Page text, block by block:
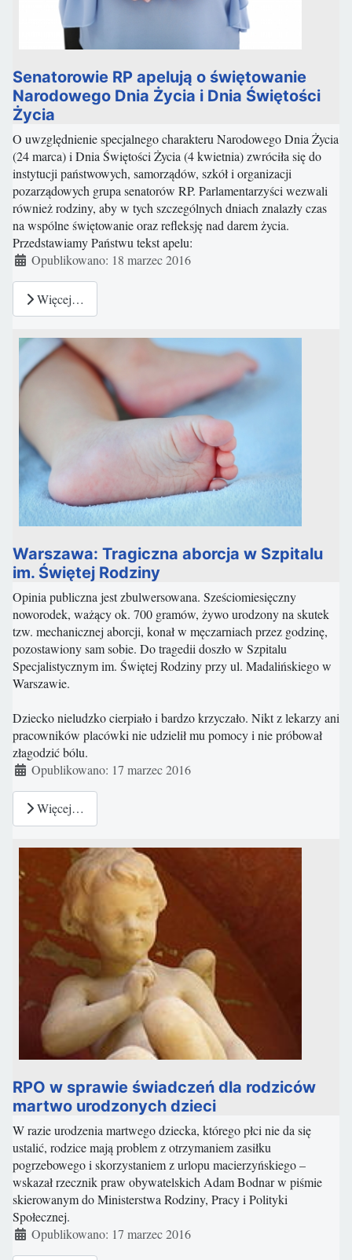
Senatorowie RP apelują o świętowanie
Narodowego Dnia Życia i Dnia Świętości
Życia
O uwzględnienie specjalnego charakteru Narodowego Dnia Życia
(24 marca) i Dnia Świętości Życia (4 kwietnia) zwróciła się do
instytucji państwowych, samorządów, szkół i organizacji
pozarządowych grupa senatorów RP. Parlamentarzyści wezwali
również rodziny, aby w tych szczególnych dniach znalazły czas
na wspólne świętowanie oraz refleksję nad darem życia.
Przedstawiamy Państwu tekst apelu:
Szczegóły
Opublikowano: 18 marzec 2016
Więcej…
Warszawa: Tragiczna aborcja w Szpitalu
im. Świętej Rodziny
Opinia publiczna jest zbulwersowana. Sześciomiesięczny
noworodek, ważący ok. 700 gramów, żywo urodzony na skutek
tzw. mechanicznej aborcji, konał w męczarniach przez godzinę,
pozostawiony sam sobie. Do tragedii doszło w Szpitalu
Specjalistycznym im. Świętej Rodziny przy ul. Madalińskiego w
Warszawie.
Dziecko nieludzko cierpiało i bardzo krzyczało. Nikt z lekarzy ani
pracowników placówki nie udzielił mu pomocy i nie próbował
złagodzić bólu.
Szczegóły
Opublikowano: 17 marzec 2016
Więcej…
RPO w sprawie świadczeń dla rodziców
martwo urodzonych dzieci
W razie urodzenia martwego dziecka, którego płci nie da się
ustalić, rodzice mają problem z otrzymaniem zasiłku
pogrzebowego i skorzystaniem z urlopu macierzyńskiego –
wskazał rzecznik praw obywatelskich Adam Bodnar w piśmie
skierowanym do Ministerstwa Rodziny, Pracy i Polityki
Społecznej.
Szczegóły
Opublikowano: 17 marzec 2016